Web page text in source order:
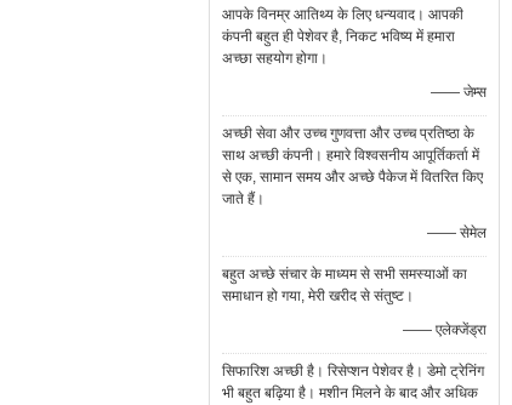
आपके विनम्र आतिथ्य के लिए धन्यवाद। आपकी
कंपनी बहुत ही पेशेवर है, निकट भविष्य में हमारा
अच्छा सहयोग होगा।
—— जेम्स
अच्छी सेवा और उच्च गुणवत्ता और उच्च प्रतिष्ठा के
साथ अच्छी कंपनी। हमारे विश्वसनीय आपूर्तिकर्ता में
से एक, सामान समय और अच्छे पैकेज में वितरित किए
जाते हैं।
—— सेमेल
बहुत अच्छे संचार के माध्यम से सभी समस्याओं का
समाधान हो गया, मेरी खरीद से संतुष्ट।
—— एलेक्जेंड्रा
सिफारिश अच्छी है। रिसेप्शन पेशेवर है। डेमो ट्रेनिंग
भी बहुत बढ़िया है। मशीन मिलने के बाद और अधिक